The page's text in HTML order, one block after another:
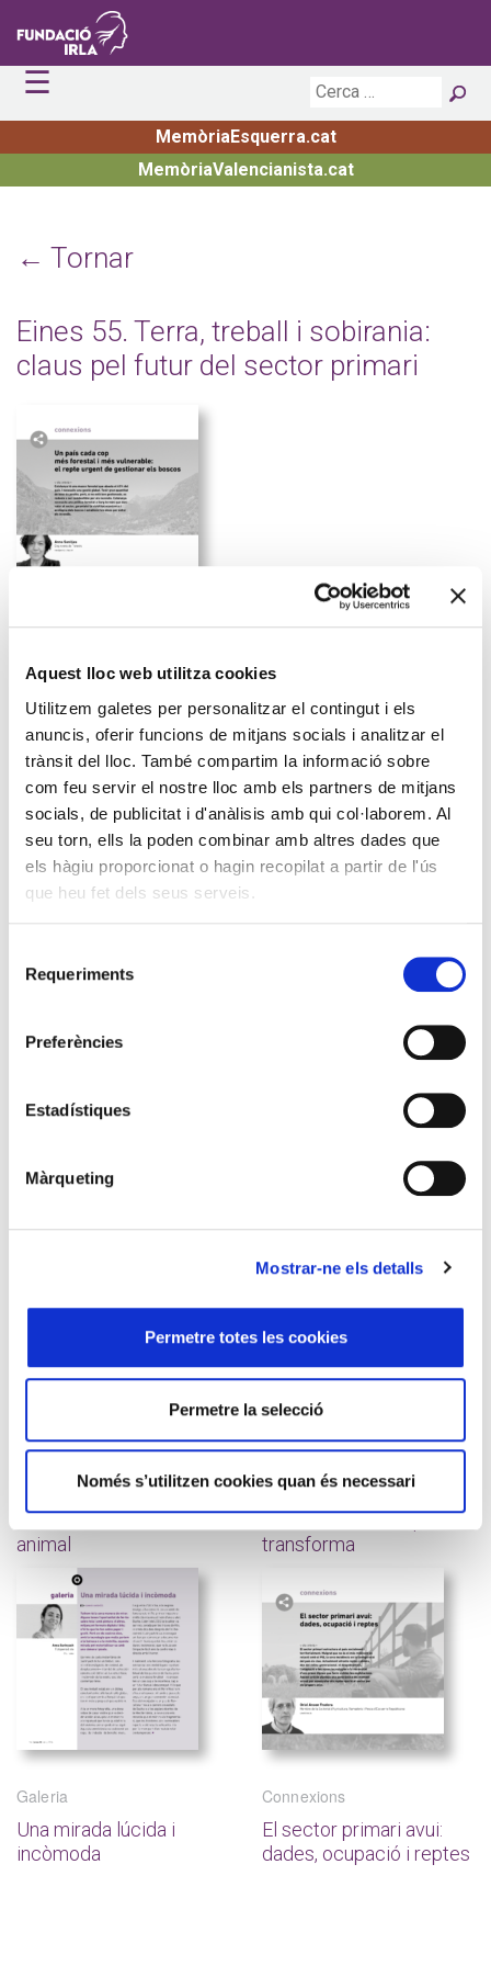
Aquest lloc web utilitza cookies
Utilitzem galetes per personalitzar el contingut i els
anuncis, oferir funcions de mitjans socials i analitzar el
trànsit del lloc. També compartim la informació sobre
com feu servir el nostre lloc amb els partners de mitjans
socials, de publicitat i d'anàlisis amb qui col·laborem. Al
seu torn, ells la poden combinar amb altres dades que
els hàgiu proporcionat o hagin recopilat a partir de l'ús
que heu fet dels seus serveis.
Requeriments
Preferències
Estadístiques
Màrqueting
Mostrar-ne els detalls
Permetre totes les cookies
Permetre la selecció
Només s’utilitzen cookies quan és necessari
☰
La Fundació
Principis
Estructura
Actualitat
Agenda
Irla Digital
Publicacions
Convocatòries obertes
Exposicions
MemòriaEsquerra.cat
MemòriaValencianista.cat
← Tornar
Eines 55. Terra, treball i sobirania:
claus pel futur del sector primari
Un país cada cop més forestal i més
vulnerable: el repte urgent de
gestionar els boscos
Anna Sanitjas. Enginyera de Forests
Catalunya té una massa forestal que abasta el 65% del país. I
necessita una gestió global. Tenir gran quantitat de bosc és
positiu, però, si no està ben gestionada, es redueix a ser
combustible per als incendis. Catalunya necessita una política
per evitar els incendis.
Comparteix aquest article
Altres articles d'aquest número de l'Eines
Connexions
Ramaderia i benestar
animal
Filmoteca
Hamnet, el dolor que
transforma
Galeria
Una mirada lúcida i
incòmoda
Connexions
El sector primari avui:
dades, ocupació i reptes